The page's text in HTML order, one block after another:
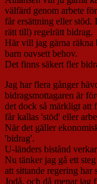
välfärd genom arbete
får ersättning eller stöd.
rätt till) regelrätt bidrag.
Här vill jag gärna räkna
barn oavsett behov.
Det finns säkert fler
Jag har flera gånger
bidragsmottagaren är
det dock så märkligt att
får kallas 'stöd' eller
När det gäller
'bidrag'.
U-länders bistånd
Nu tänker jag gå ett
att sittande regering har
Jodå, och då menar jag